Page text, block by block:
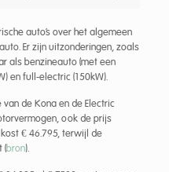
auto’s over het algemeen
Er zijn uitzonderingen, zoals
als benzineauto (met een
en full-electric (150kW).
de Kona en de Electric
ook de prijs
€ 46.795, terwijl de
(bron).